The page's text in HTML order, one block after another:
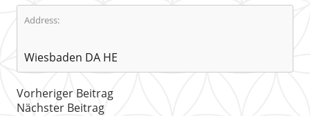
Address:
Wiesbaden DA HE
Vorheriger Beitrag
Nächster Beitrag